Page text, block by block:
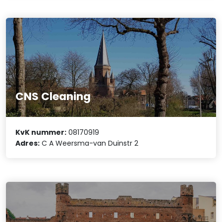
CNS Cleaning
KvK nummer: 08170919
Adres: C A Weersma-van Duinstr 2